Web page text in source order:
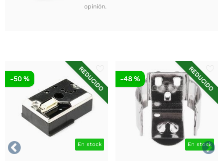
opinión.


REDUCIDO
En stock
-50 % REDUCIDO
En stock
-48 %